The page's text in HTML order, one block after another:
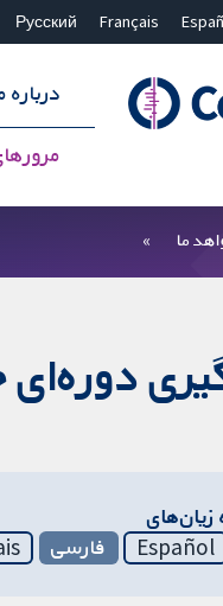
Français
Русский
درباره
ما
Español فارسی